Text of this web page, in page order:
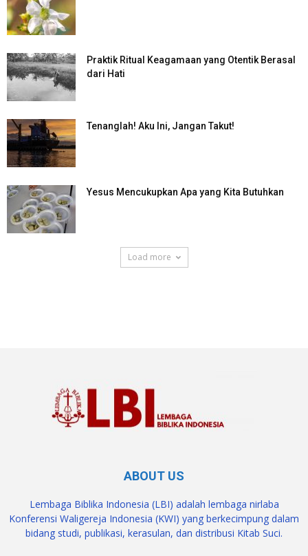
Praktik Ritual Keagamaan yang Otentik Berasal
dari Hati
Tenanglah! Aku Ini, Jangan Takut!
Yesus Mencukupkan Apa yang Kita Butuhkan
Load more
ABOUT US
Lembaga Biblika Indonesia (LBI) adalah lembaga nirlaba
Konferensi Waligereja Indonesia (KWI) yang berkecimpung dalam
bidang studi, publikasi, kerasulan, dan distribusi Kitab Suci.